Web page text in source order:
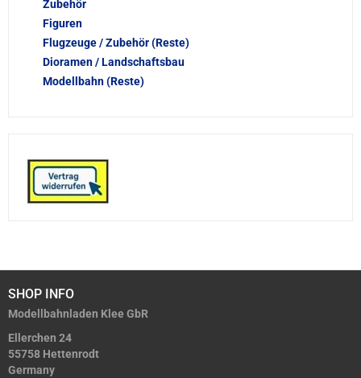
Zubehör
Figuren
Flugzeuge / Zubehör (Reste)
Dioramen / Landschaftsbau
Modellbahn (Reste)
SHOP INFO
Modellbahnladen Klee GbR
Ellerchen 24
55758 Hettenrodt
Germany